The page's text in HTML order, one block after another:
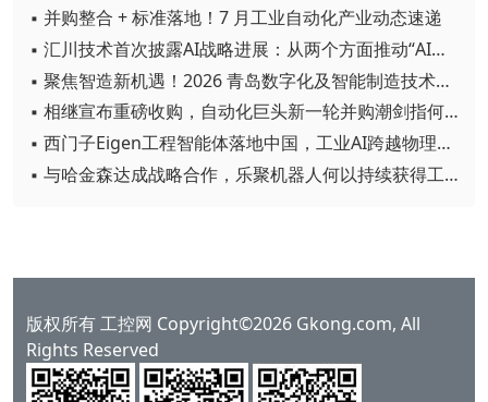
▪ 并购整合 + 标准落地！7 月工业自动化产业动态速递
▪ 汇川技术首次披露AI战略进展：从两个方面推动“AI业务化”落地
▪ 聚焦智造新机遇！2026 青岛数字化及智能制造技术论坛圆满落幕
▪ 相继宣布重磅收购，自动化巨头新一轮并购潮剑指何方？
▪ 西门子Eigen工程智能体落地中国，工业AI跨越物理世界“确定性”拐点
▪ 与哈金森达成战略合作，乐聚机器人何以持续获得工业巨头青睐？
版权所有 工控网 Copyright©2026 Gkong.com, All
Rights Reserved